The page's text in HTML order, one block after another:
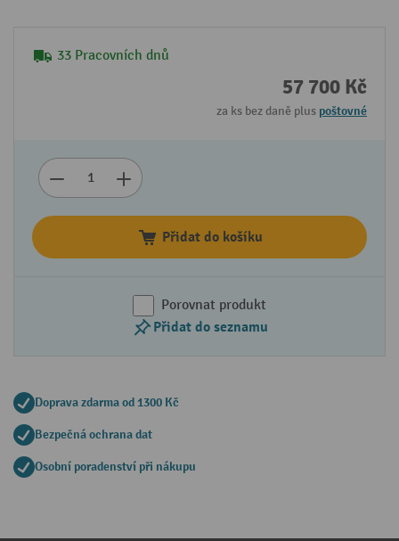
33 Pracovních dnů
57 700 Kč
za ks bez daně plus poštovné
Přidat do košíku
Porovnat produkt
Přidat do seznamu
Doprava zdarma od 1300 Kč
Bezpečná ochrana dat
Osobní poradenství při nákupu